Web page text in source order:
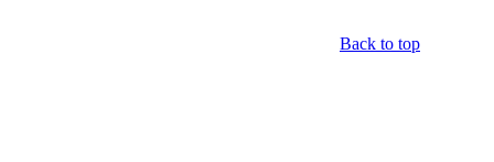
Back to top